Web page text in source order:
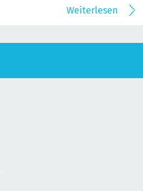
Weiterlesen